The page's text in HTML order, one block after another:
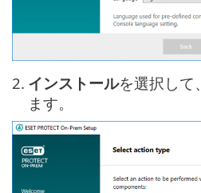
2. インストールを選択して、
ます。